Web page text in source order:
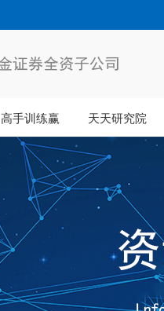
高手训练赢 天天研究院